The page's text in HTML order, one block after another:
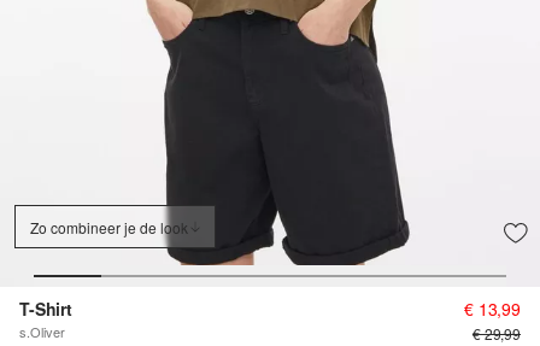
Zo combineer je de look
T-Shirt
s.Oliver
€ 13,99
€ 29,99